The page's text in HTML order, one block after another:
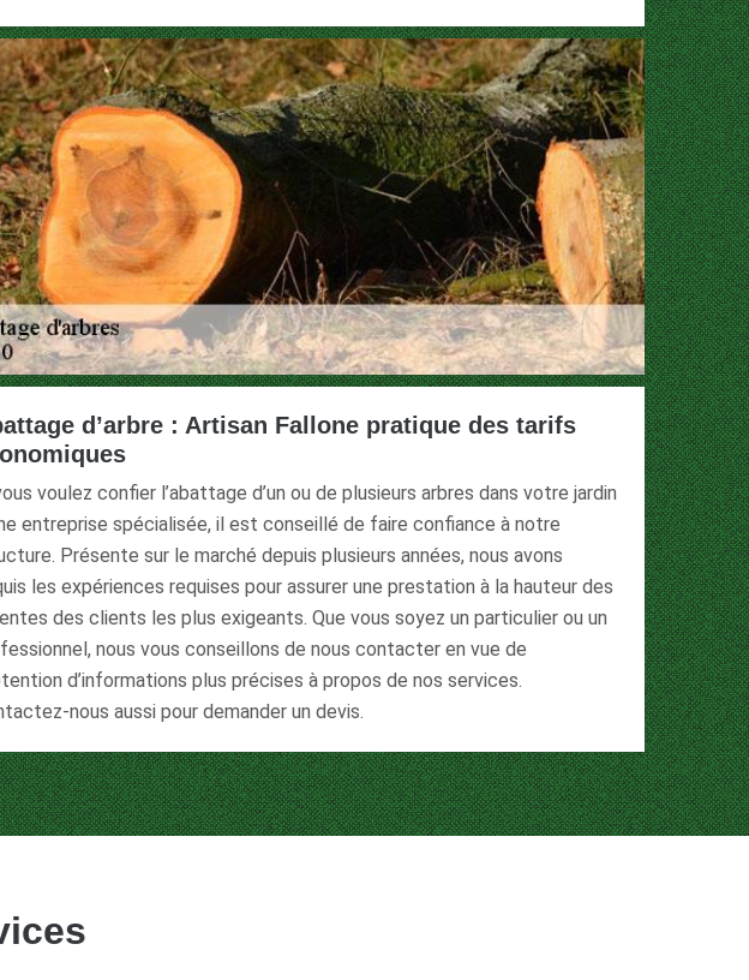
d’arbre : Artisan Fallone pratique des tarifs
voulez confier l’abattage d’un ou de plusieurs arbres dans votre jardin
entreprise spécialisée, il est conseillé de faire confiance à notre
Présente sur le marché depuis plusieurs années, nous avons
les expériences requises pour assurer une prestation à la hauteur des
des clients les plus exigeants. Que vous soyez un particulier ou un
nous vous conseillons de nous contacter en vue de
d’informations plus précises à propos de nos services.
nous aussi pour demander un devis.